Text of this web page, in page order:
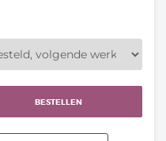
BESTELLEN